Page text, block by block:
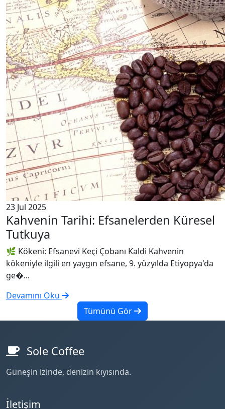
23 Jul 2025
Kahvenin Tarihi: Efsanelerden Küresel
Tutkuya
🌿 Kökeni: Efsanevi Keçi Çobanı Kaldi Kahvenin
kökeniyle ilgili en yaygın efsane, 9. yüzyılda Etiyopya'da
ge�...
Devamını Oku
Tümünü Gör
Sole Coffee
Güneşin izinde, denizin kıyısında.
İletişim